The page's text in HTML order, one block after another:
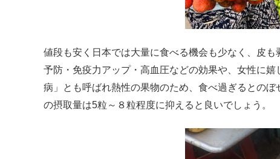
値段も安く日本では大量に食べる機会も少なく、皮
予防・免疫力アップ・高血圧などの効果や、女性に
病」とも呼ばれ熱性の果物のため、食べ過ぎるとの
の摂取量は5粒～８粒程度に抑えると良いでしょう。